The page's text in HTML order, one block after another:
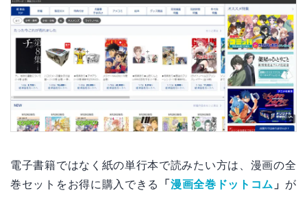
電子書籍ではなく紙の単行本で読みたい方は、漫画の全
巻セットをお得に購入できる
「 漫画全巻ドットコム 」 が